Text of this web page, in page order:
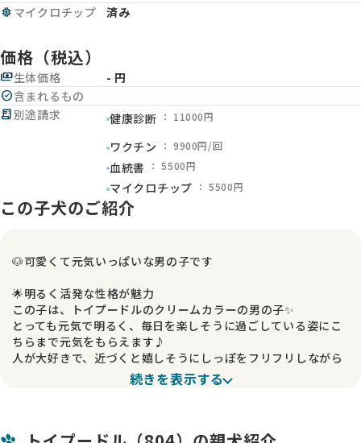
memory マイクロチップ 済み
価格（税込）
payments生体価格
- 円
check_circle含まれるもの
receipt_long別途請求 健康診断 ： 11000円
ワクチン ： 9900円/回
血統書 ： 5500円
マイクロチップ ： 5500円
この子犬のご紹介
🐶可愛くて元気いっぱいな男の子です
🌟明るく活発な性格が魅力
この子は、トイプードルのクリームカラーの男の子✨
とっても元気で明るく、毎日を楽しそうに過ごしている姿にこ
ちらまで元気をもらえます♪
人が大好きで、近づくと嬉しそうにしっぽをフリフリしながら
駆け寄ってきてくれる、愛嬌たっぷりの子です😊
ますますイケメンに育ってくれそうです✨
続きを表示する